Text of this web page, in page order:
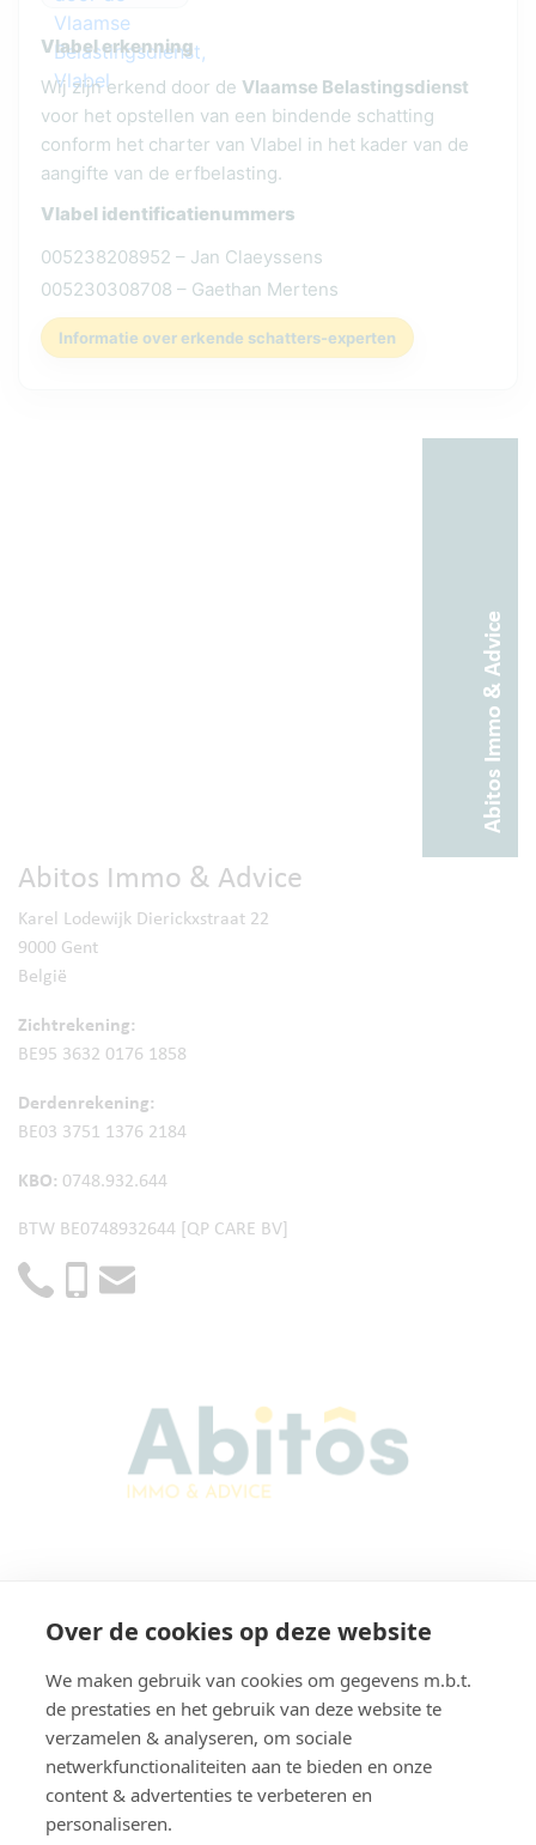
Vlabel erkenning
Wij zijn erkend door de Vlaamse Belastingsdienst
voor het opstellen van een bindende schatting
conform het charter van Vlabel in het kader van de
aangifte van de erfbelasting.
Vlabel identificatienummers
005238208952 – Jan Claeyssens
005230308708 – Gaethan Mertens
Informatie over erkende schatters-experten
Abitos Immo & Advice
Abitos Immo & Advice
Karel Lodewijk Dierickxstraat 22
9000 Gent
België
Zichtrekening:
BE95 3632 0176 1858
Derdenrekening:
BE03 3751 1376 2184
KBO: 0748.932.644
BTW BE0748932644 [QP CARE BV]
Karel Lodewijk Dierickxstraat 22
België
Navigatie
Over de cookies op deze website
We maken gebruik van cookies om gegevens m.b.t.
de prestaties en het gebruik van deze website te
verzamelen & analyseren, om sociale
netwerkfunctionaliteiten aan te bieden en onze
content & advertenties te verbeteren en
personaliseren.